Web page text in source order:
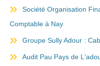
Société Organisation
Comptable à Nay
Groupe Sully Adour :
Audit Pau Pays de